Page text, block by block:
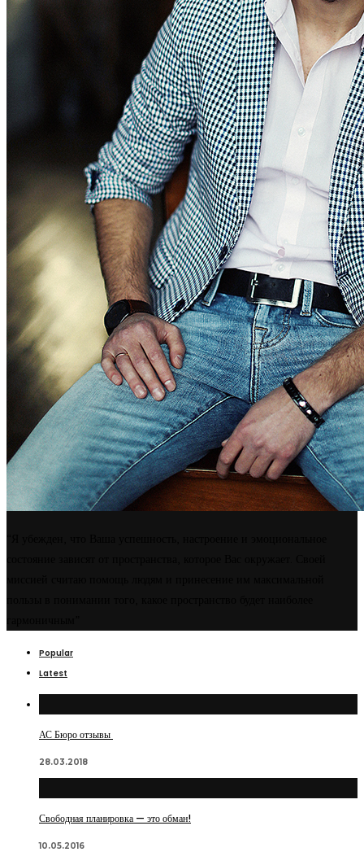
Popular
Latest
АС Бюро отзывы
28.03.2018
Свободная планировка — это обман!
10.05.2016